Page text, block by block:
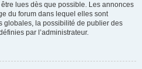
lues dès que possible. Les annonces
du forum dans lequel elles sont
globales, la possibilité de publier des
par l’administrateur.